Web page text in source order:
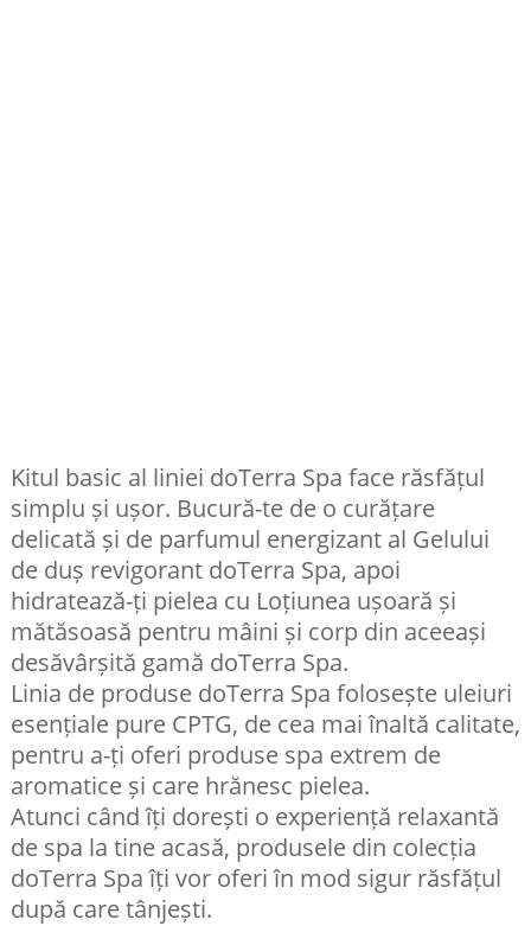
Kitul basic al liniei doTerra Spa face răsfățul
simplu și ușor. Bucură-te de o curățare
delicată și de parfumul energizant al Gelului
de duș revigorant doTerra Spa, apoi
hidratează-ți pielea cu Loțiunea ușoară și
mătăsoasă pentru mâini și corp din aceeași
desăvârșită gamă doTerra Spa.
Linia de produse doTerra Spa folosește uleiuri
esențiale pure CPTG, de cea mai înaltă calitate,
pentru a-ți oferi produse spa extrem de
aromatice și care hrănesc pielea.
Atunci când îți dorești o experiență relaxantă
de spa la tine acasă, produsele din colecția
doTerra Spa îți vor oferi în mod sigur răsfățul
după care tânjești.